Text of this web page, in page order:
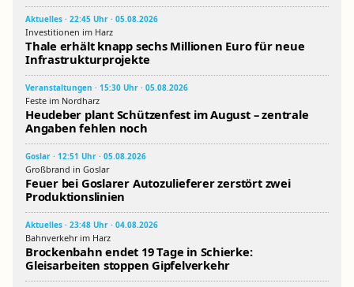
Aktuelles · 22:45 Uhr · 05.08.2026
Investitionen im Harz
Thale erhält knapp sechs Millionen Euro für neue
Infrastrukturprojekte
Veranstaltungen · 15:30 Uhr · 05.08.2026
Feste im Nordharz
Heudeber plant Schützenfest im August – zentrale
Angaben fehlen noch
Goslar · 12:51 Uhr · 05.08.2026
Großbrand in Goslar
Feuer bei Goslarer Autozulieferer zerstört zwei
Produktionslinien
Aktuelles · 23:48 Uhr · 04.08.2026
Bahnverkehr im Harz
Brockenbahn endet 19 Tage in Schierke:
Gleisarbeiten stoppen Gipfelverkehr